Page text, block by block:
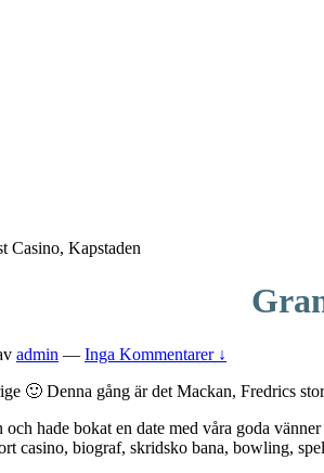
Casino, Kapstaden
admin — Inga Kommentarer ↓
🙂 Denna gång är det Mackan, Fredrics
hade bokat en date med våra goda
casino, biograf, skridsko bana, bowling,